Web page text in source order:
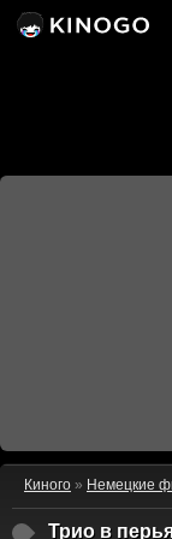
Киного » Немецкие
Трио в